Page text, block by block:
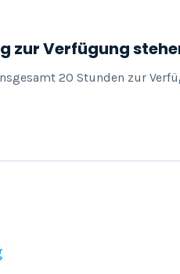
zur Verfügung
20 Stunden zur